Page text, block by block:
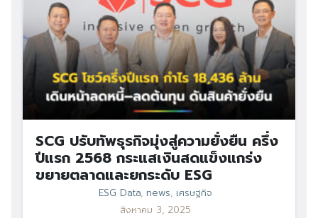
SCG ปรับทัพธุรกิจมุ่งสู่ความยั่งยืน ครึ่ง
ปีแรก 2568 กระแสเงินสดแข็งแกร่ง
ขยายตลาดและยกระดับ ESG
ESG Data, news, เศรษฐกิจ
สิงหาคม 3, 2025